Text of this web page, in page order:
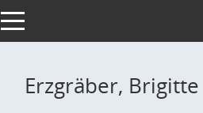
Toggle navigation
Erzgräber, Brigitte